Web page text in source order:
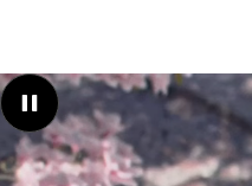
Außen- und Innenansicht des
herum.